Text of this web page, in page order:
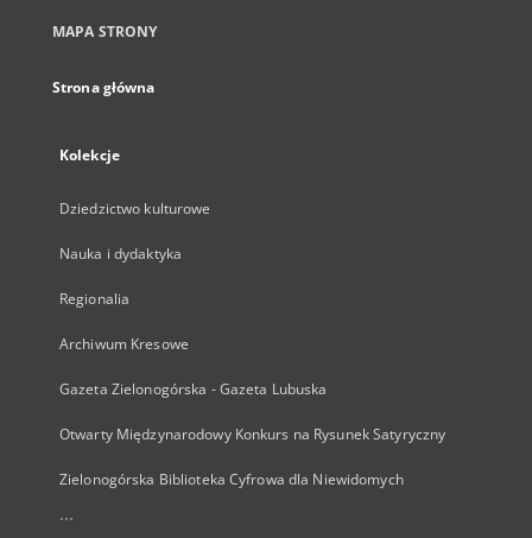
MAPA STRONY
Strona główna
Kolekcje
Dziedzictwo kulturowe
Nauka i dydaktyka
Regionalia
Archiwum Kresowe
Gazeta Zielonogórska - Gazeta Lubuska
Otwarty Międzynarodowy Konkurs na Rysunek Satyryczny
Zielonogórska Biblioteka Cyfrowa dla Niewidomych
...